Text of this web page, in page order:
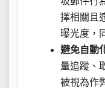
擇相關且
曝光度，
避免自動
量追蹤、
被視為作